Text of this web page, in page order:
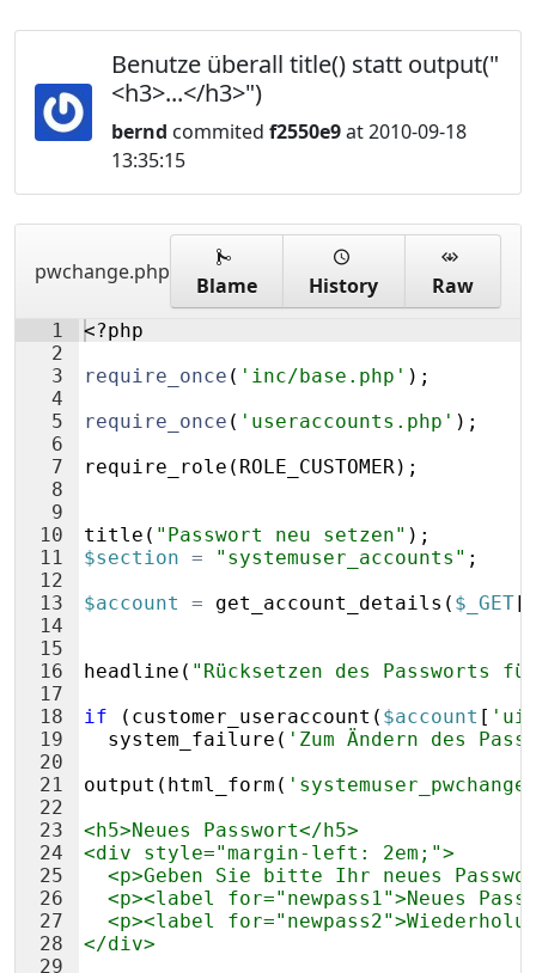
Benutze überall title() statt output("
<h3>...</h3>")
bernd commited f2550e9at 2010-09-18
13:35:15
pwchange.php
Blame History Raw
1
2
3
4
5
6
7
8
9
10
11
12
13
14
15
16
17
18
19
20
21
22
23
24
25
26
27
28
29
<?php
require_once ( 'inc/base.php' ) ;
require_once ( 'useraccounts.php' ) ;
require_role ( ROLE_CUSTOMER) ;
title ( "Passwort neu setzen" ) ;
$section = "systemuser_accounts" ;
$account
= get_account_details ( $_GET[
headline ( "Rücksetzen des Passworts
if
( customer_useraccount ( $account [
system_failure ( 'Zum Ändern des
output ( html_form (
<h5>Neues Passwort</h5>
<div style="margin-left: 2em;">
<p>Geben Sie bitte Ihr neues
<p><label for="newpass1">Neues
<p><label
</div>